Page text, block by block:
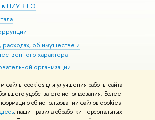
файлы cookies для улучшения работы сайта
удобства его использования. Более
об использовании файлов cookies
, наши правила обработки персональных
в НИУ ВШЭ
об имуществе и
характера
организации
возможностями здоровья